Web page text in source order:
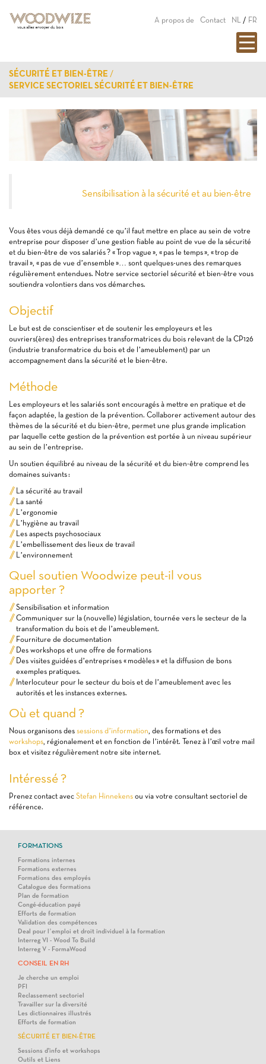
A propos de Contact NL / FR
SÉCURITÉ ET BIEN-ÊTRE
SERVICE SECTORIEL SÉCURITÉ ET BIEN-ÊTRE
Sensibilisation à la sécurité et au bien-être
Vous êtes vous déjà demandé ce qu’il faut mettre en place au sein de votre
entreprise pour disposer d’une gestion fiable au point de vue de la sécurité
et du bien-être de vos salariés ? « Trop vague », « pas le temps », « trop de
travail », « pas de vue d’ensemble »… sont quelques-unes des remarques
régulièrement entendues. Notre service sectoriel sécurité et bien-être vous
soutiendra volontiers dans vos démarches.
Objectif
Le but est de conscientiser et de soutenir les employeurs et les
ouvriers(ères) des entreprises transformatrices du bois relevant de la CP126
(industrie transformatrice du bois et de l’ameublement) par un
accompagnement dans la sécurité et le bien-être.
Méthode
Les employeurs et les salariés sont encouragés à mettre en pratique et de
façon adaptée, la gestion de la prévention. Collaborer activement autour des
thèmes de la sécurité et du bien-être, permet une plus grande implication
par laquelle cette gestion de la prévention est portée à un niveau supérieur
au sein de l’entreprise.
Un soutien équilibré au niveau de la sécurité et du bien-être comprend les
domaines suivants :
La sécurité au travail
La santé
L’ergonomie
L’hygiène au travail
Les aspects psychosociaux
L’embellissement des lieux de travail
L’environnement
Quel soutien Woodwize peut-il vous
apporter ?
Sensibilisation et information
Communiquer sur la (nouvelle) législation, tournée vers le secteur de la
transformation du bois et de l’ameublement.
Fourniture de documentation
Des workshops et une offre de formations
Des visites guidées d’entreprises « modèles » et la diffusion de bons
exemples pratiques.
Interlocuteur pour le secteur du bois et de l’ameublement avec les
autorités et les instances externes.
Où et quand ?
Nous organisons des sessions d’information, des formations et des
workshops, régionalement et en fonction de l’intérêt. Tenez à l’œil votre mail
box et visitez régulièrement notre site internet.
Intéressé ?
Prenez contact avec Stefan Hinnekens ou via votre consultant sectoriel de
référence.
FORMATIONS
Formations internes
Formations externes
Formations des employés
Catalogue des formations
Plan de formation
Congé-éducation payé
Efforts de formation
Validation des compétences
Deal pour l’emploi et droit individuel à la formation
Interreg VI - Wood To Build
Interreg V - FormaWood
CONSEIL EN RH
Je cherche un emploi
PFI
Reclassement sectoriel
Travailler sur la diversité
Les dictionnaires illustrés
Efforts de formation
SÉCURITÉ ET BIEN-ÊTRE
Sessions d'info et workshops
Outils et Liens